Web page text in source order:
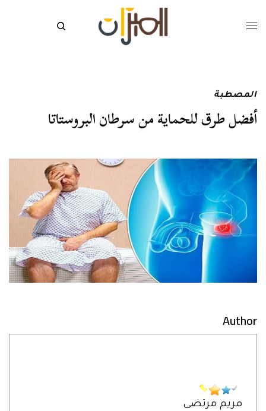
المصطبة
أفضل طرق للحماية من سرطان البروستاتا
Author
مريم مرتضى